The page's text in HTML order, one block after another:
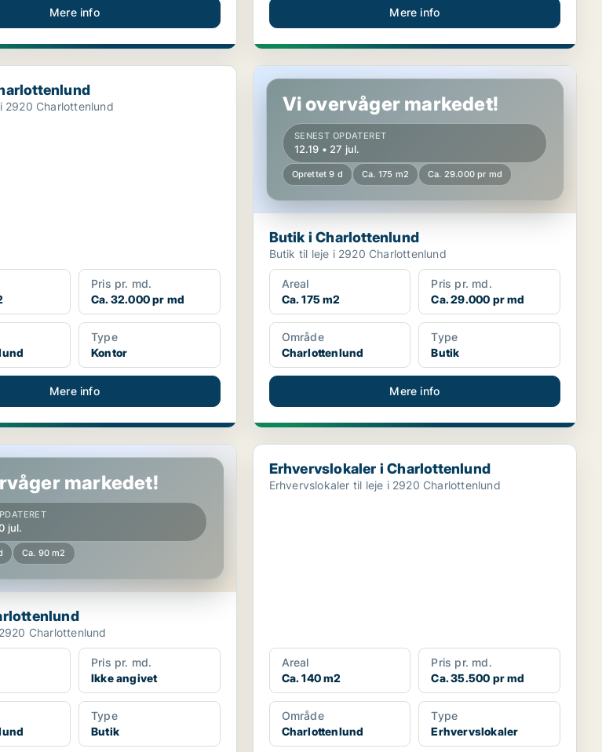
Mere info Mere info
2920 Charlottenlund
Pris pr. md.
Ca. 32.000 pr md
Type
Kontor
Mere info
Butik i Charlottenlund
Vi overvåger markedet!
SENEST OPDATERET
12.19 • 27 jul.
Oprettet 9 d Ca. 175 m2 Ca. 29.000 pr md
Butik i Charlottenlund
Butik til leje i 2920 Charlottenlund
Areal
Ca. 175 m2
Pris pr. md.
Ca. 29.000 pr md
Område
Charlottenlund
Type
Butik
Mere info
markedet!
jul.
Ca. 90 m2
Charlottenlund
Pris pr. md.
Ikke angivet
Type
Butik
Erhvervslokaler i Charlottenlund
Erhvervslokaler i Charlottenlund
Erhvervslokaler til leje i 2920 Charlottenlund
Areal
Ca. 140 m2
Pris pr. md.
Ca. 35.500 pr md
Område
Charlottenlund
Type
Erhvervslokaler